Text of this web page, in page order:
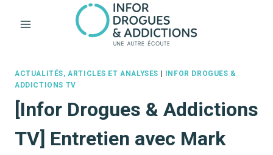
ACTUALITÉS, ARTICLES ET ANALYSES
INFOR DROGUES &
ADDICTIONS TV
[Infor Drogues & Addictions
TV] Entretien avec Mark